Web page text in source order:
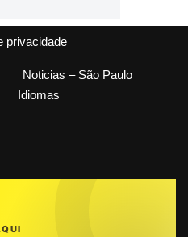
privacidade
Noticias – São Paulo
Idiomas